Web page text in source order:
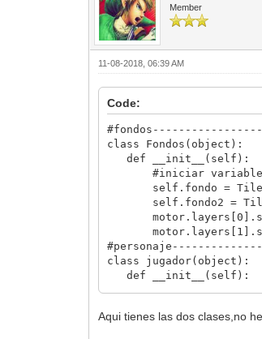
Member
11-08-2018, 06:39 AM
Code:
class Fondos(object):
def __init__(self):
#iniciar variables
self.fondo =
self.fondo2 =
class jugador(object):
def __init__(self):
self.y = 186
Aqui tienes las dos clases,no